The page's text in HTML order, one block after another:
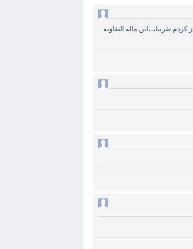
واریز کردم تقریبا،،،این ماله التفاوته